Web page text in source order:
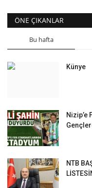
ÖNE ÇIKANLAR
Bu hafta
Künye
Nizip’e
NTB